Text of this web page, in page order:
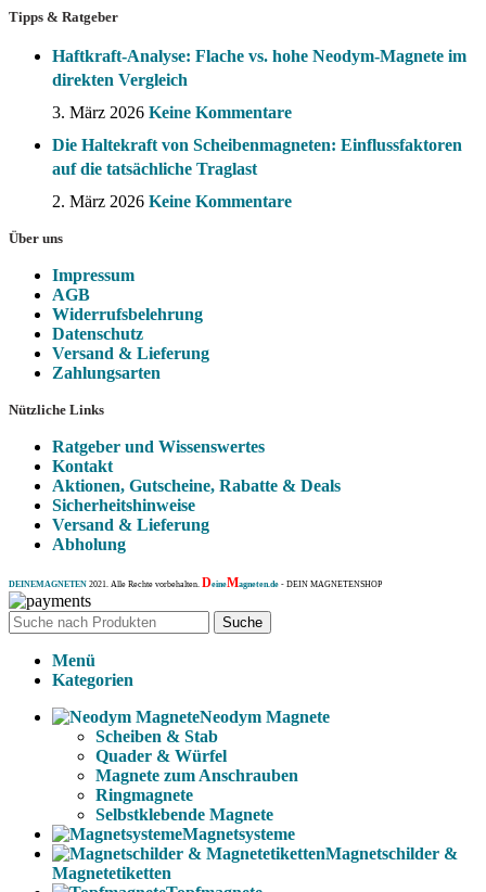
Tipps & Ratgeber
Haftkraft-Analyse: Flache vs. hohe Neodym-Magnete im
direkten Vergleich
3. März 2026 Keine Kommentare
Die Haltekraft von Scheibenmagneten: Einflussfaktoren
auf die tatsächliche Traglast
2. März 2026 Keine Kommentare
Über uns
Impressum
AGB
Widerrufsbelehrung
Datenschutz
Versand & Lieferung
Zahlungsarten
Nützliche Links
Ratgeber und Wissenswertes
Kontakt
Aktionen, Gutscheine, Rabatte & Deals
Sicherheitshinweise
Versand & Lieferung
Abholung
DEINEMAGNETEN 2021. Alle Rechte vorbehalten. DeineMagneten.de - DEIN MAGNETENSHOP
Suche
Menü
Kategorien
Neodym Magnete
Scheiben & Stab
Quader & Würfel
Magnete zum Anschrauben
Ringmagnete
Selbstklebende Magnete
Magnetsysteme
Magnetschilder &
Magnetetiketten